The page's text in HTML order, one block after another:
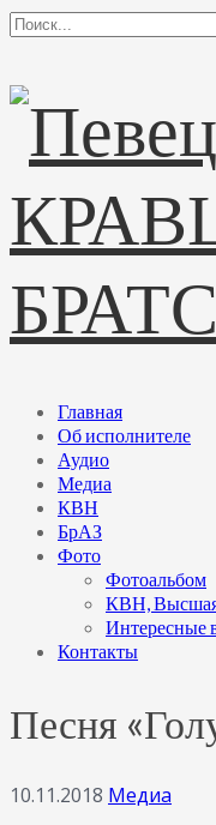
Главная
Об исполнителе
Аудио
Медиа
КВН
БрАЗ
Фото
Фотоальбом
КВН,
Интересные
Контакты
Песня
10.11.2018 Медиа